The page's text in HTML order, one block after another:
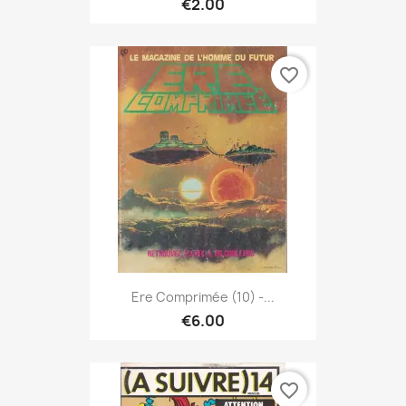
€2.00
Ere Comprimée (10) -...
€6.00
favorite_border
favorite_border